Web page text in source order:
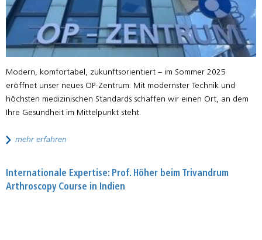
Modern, komfortabel, zukunftsorientiert – im Sommer 2025
eröffnet unser neues OP-Zentrum. Mit modernster Technik und
höchsten medizinischen Standards schaffen wir einen Ort, an dem
Ihre Gesundheit im Mittelpunkt steht.
mehr erfahren
Internationale Expertise: Prof. Höher beim Trivandrum
Arthroscopy Course in Indien